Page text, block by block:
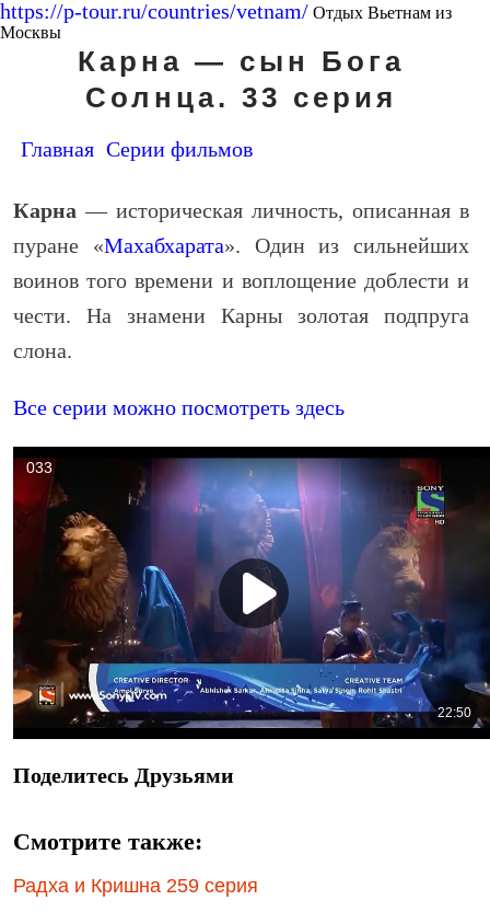
https://p-tour.ru/countries/vetnam/ Отдых Вьетнам из
Москвы
Карна — сын Бога
Солнца. 33 серия
Главная Серии фильмов
Карна — историческая личность, описанная в
пуране «Махабхарата». Один из сильнейших
воинов того времени и воплощение доблести и
чести. На знамени Карны золотая подпруга
слона.
Все серии можно посмотреть здесь
Поделитесь Друзьями
Смотрите также:
Радха и Кришна 259 серия